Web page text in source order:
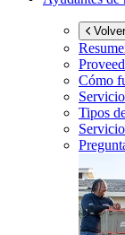
Cómo
Tipos